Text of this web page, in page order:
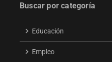
Buscar por categoría
Educación
Empleo